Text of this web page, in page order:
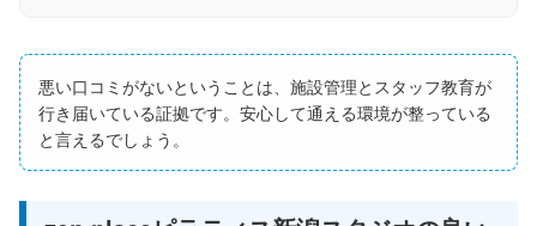
悪い口コミがないということは、施設管理とスタッフ教育が
行き届いている証拠です。安心して通える環境が整っている
と言えるでしょう。